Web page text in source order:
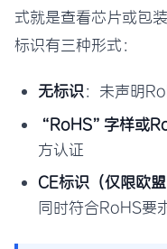
式就是查看芯片或包
标识有三种形式：
无标识：未声明
“RoHS”字样或
方认证
CE标识（仅限欧盟
同时符合RoHS要